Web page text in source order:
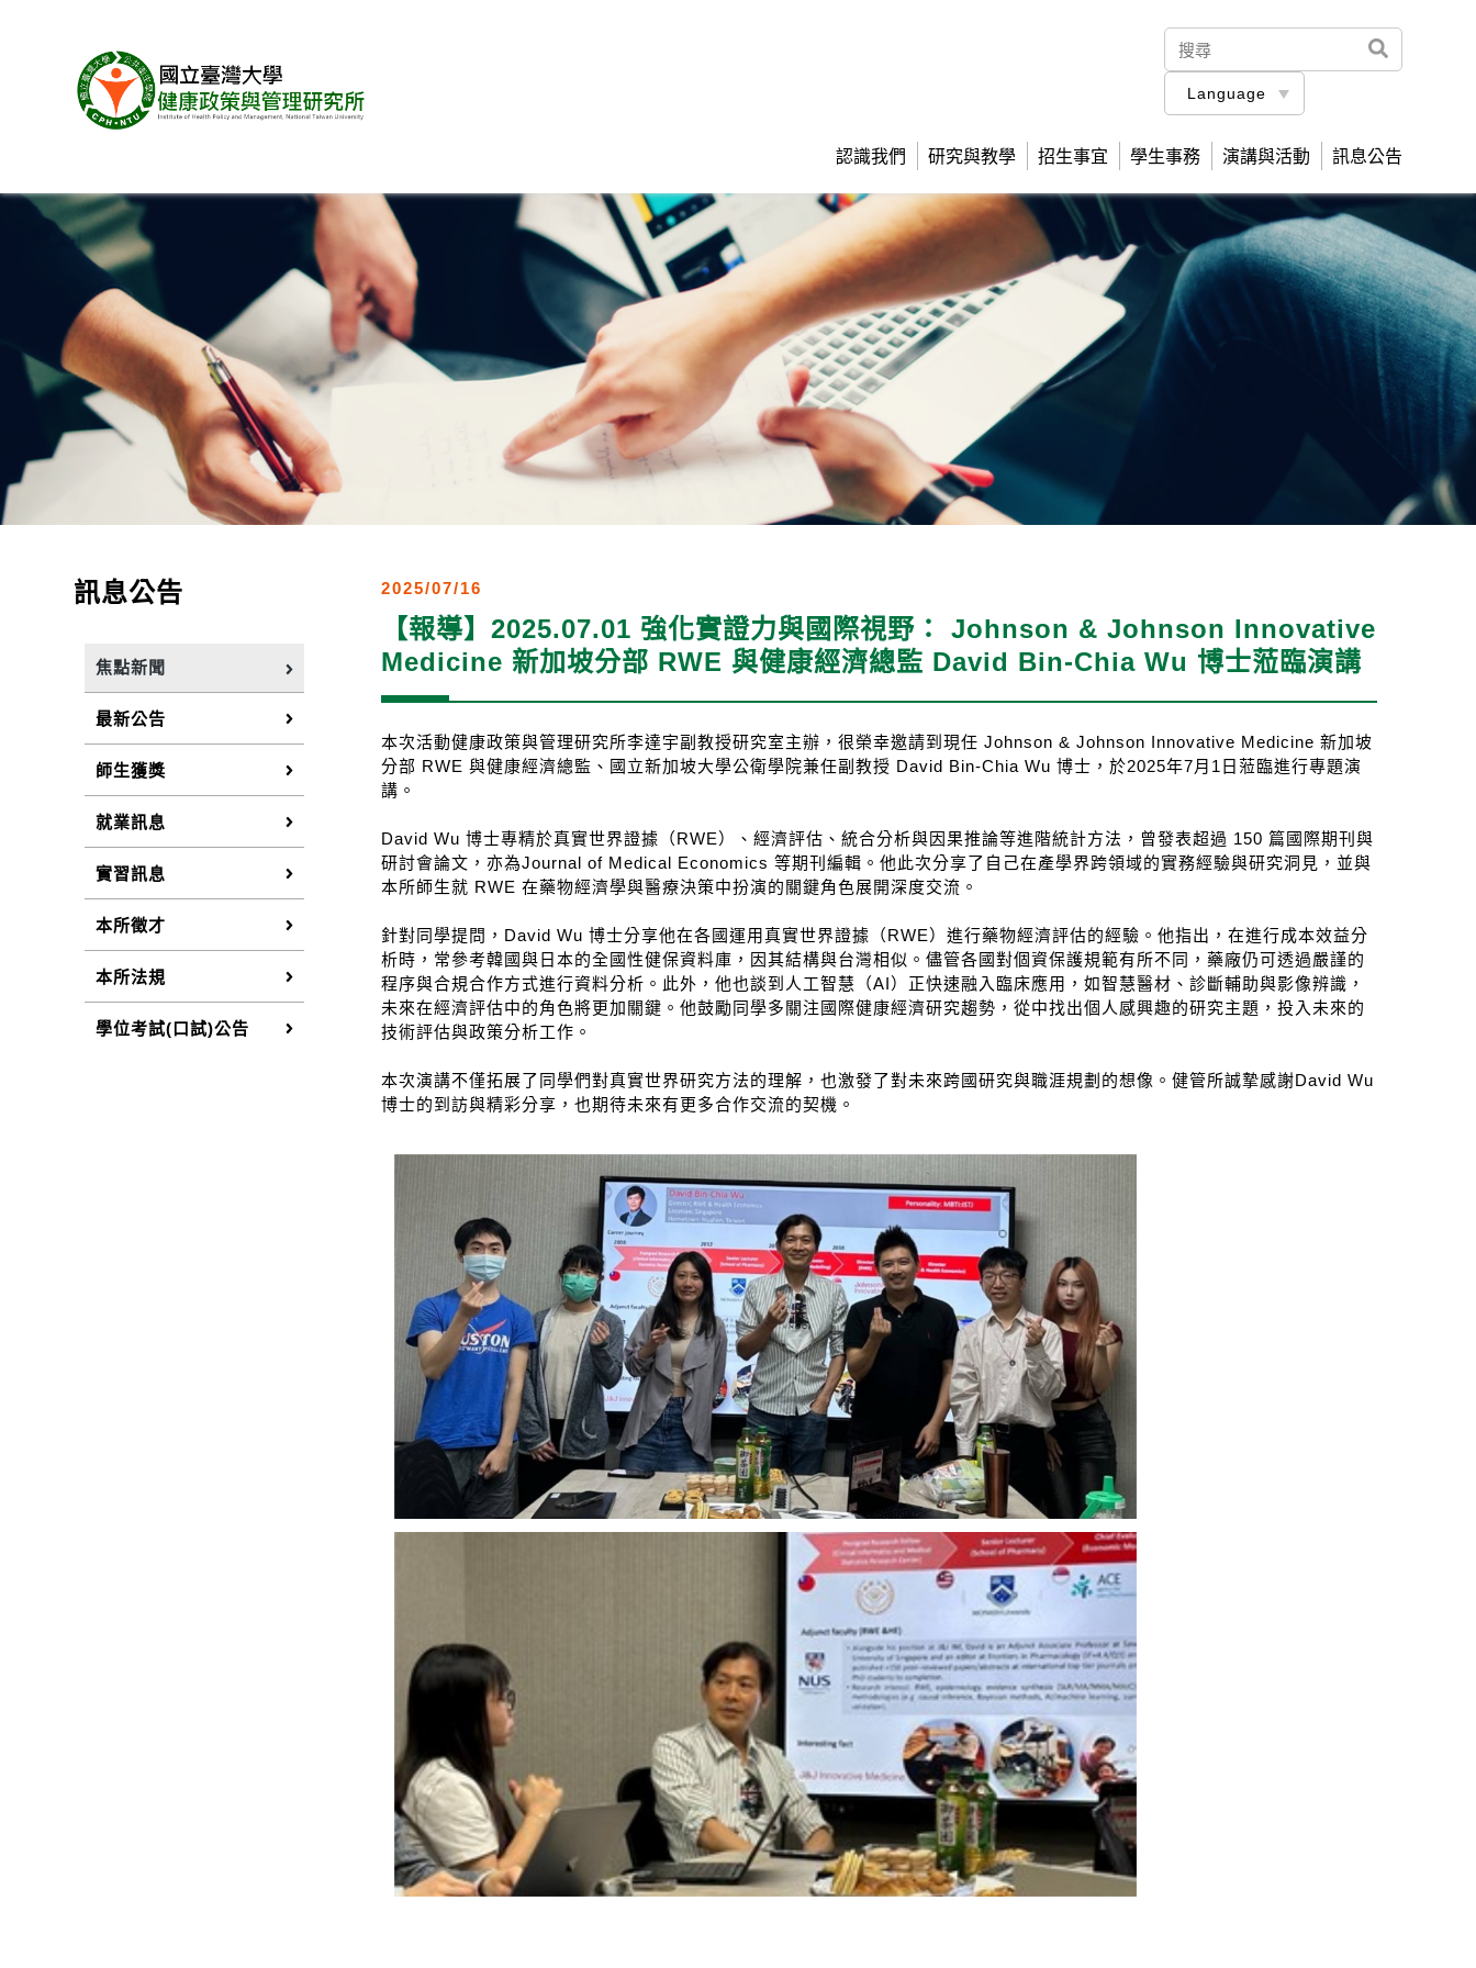
Language
認識我們 研究與教學 招生事宜 學生事務 演講與活動 訊息公告
訊息公告
焦點新聞
最新公告
師生獲獎
就業訊息
實習訊息
本所徵才
本所法規
學位考試(口試)公告
2025/07/16
【報導】2025.07.01 強化實證力與國際視野： Johnson & Johnson Innovative
Medicine 新加坡分部 RWE 與健康經濟總監 David Bin-Chia Wu 博士蒞臨演講
本次活動健康政策與管理研究所李達宇副教授研究室主辦，很榮幸邀請到現任 Johnson & Johnson Innovative Medicine 新加坡
分部 RWE 與健康經濟總監、國立新加坡大學公衛學院兼任副教授 David Bin-Chia Wu 博士，於2025年7月1日蒞臨進行專題演
講。
David Wu 博士專精於真實世界證據（RWE）、經濟評估、統合分析與因果推論等進階統計方法，曾發表超過 150 篇國際期刊與
研討會論文，亦為Journal of Medical Economics 等期刊編輯。他此次分享了自己在產學界跨領域的實務經驗與研究洞見，並與
本所師生就 RWE 在藥物經濟學與醫療決策中扮演的關鍵角色展開深度交流。
針對同學提問，David Wu 博士分享他在各國運用真實世界證據（RWE）進行藥物經濟評估的經驗。他指出，在進行成本效益分
析時，常參考韓國與日本的全國性健保資料庫，因其結構與台灣相似。儘管各國對個資保護規範有所不同，藥廠仍可透過嚴謹的
程序與合規合作方式進行資料分析。此外，他也談到人工智慧（AI）正快速融入臨床應用，如智慧醫材、診斷輔助與影像辨識，
未來在經濟評估中的角色將更加關鍵。他鼓勵同學多關注國際健康經濟研究趨勢，從中找出個人感興趣的研究主題，投入未來的
技術評估與政策分析工作。
本次演講不僅拓展了同學們對真實世界研究方法的理解，也激發了對未來跨國研究與職涯規劃的想像。健管所誠摯感謝David Wu
博士的到訪與精彩分享，也期待未來有更多合作交流的契機。